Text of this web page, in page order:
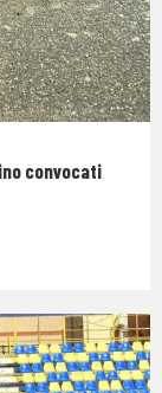
convocati